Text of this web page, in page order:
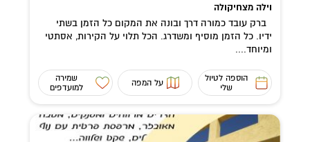
וילה מצחיקולה
ברק עובד כמורה דרך ובונה את המקום כל הזמן בשתי
ידיו. כל הזמן מוסיף ומשדרג. הכל תלוי על הקירות, אסתטי
ומיוחד....
הוספה לטיול
שלי
על המפה
שמירה
למועדפים